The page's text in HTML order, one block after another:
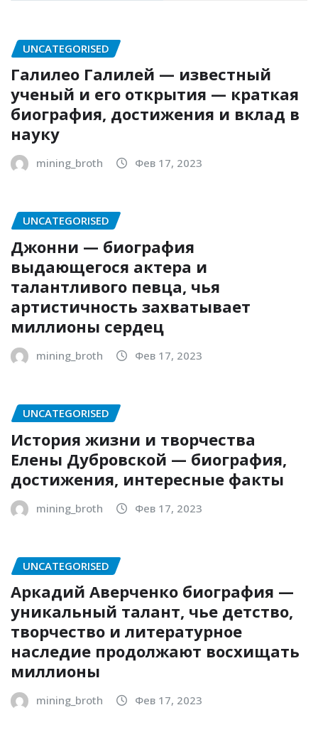
UNCATEGORISED
Галилео Галилей — известный
ученый и его открытия — краткая
биография, достижения и вклад в
науку
mining_broth Фев 17, 2023
UNCATEGORISED
Джонни — биография
выдающегося актера и
талантливого певца, чья
артистичность захватывает
миллионы сердец
mining_broth Фев 17, 2023
UNCATEGORISED
История жизни и творчества
Елены Дубровской — биография,
достижения, интересные факты
mining_broth Фев 17, 2023
UNCATEGORISED
Аркадий Аверченко биография —
уникальный талант, чье детство,
творчество и литературное
наследие продолжают восхищать
миллионы
mining_broth Фев 17, 2023